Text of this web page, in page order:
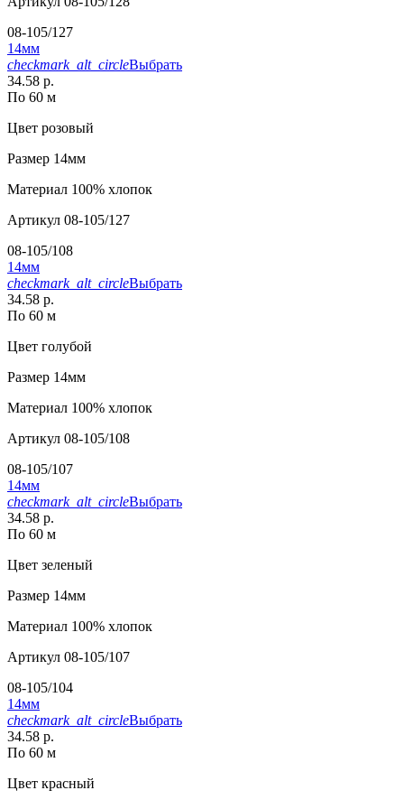
08-105/127
14мм
checkmark_alt_circleВыбрать
34.58 р.
По 60 м
Цвет розовый
Размер 14мм
Материал 100% хлопок
Артикул 08-105/127
08-105/108
14мм
checkmark_alt_circleВыбрать
34.58 р.
По 60 м
Цвет голубой
Размер 14мм
Материал 100% хлопок
Артикул 08-105/108
08-105/107
14мм
checkmark_alt_circleВыбрать
34.58 р.
По 60 м
Цвет зеленый
Размер 14мм
Материал 100% хлопок
Артикул 08-105/107
08-105/104
14мм
checkmark_alt_circleВыбрать
34.58 р.
По 60 м
Цвет красный